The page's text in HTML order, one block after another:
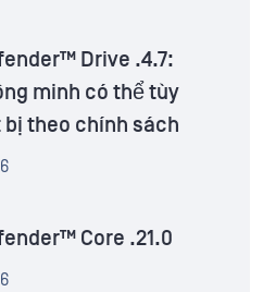
Drive .4.7:
minh có thể tùy
theo chính sách
Core .21.0